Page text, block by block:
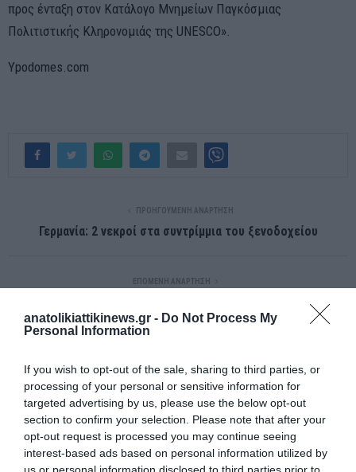
anatolikiattikinews.gr - Do Not Process My
Personal Information
If you wish to opt-out of the sale, sharing to third parties, or
processing of your personal or sensitive information for
targeted advertising by us, please use the below opt-out
section to confirm your selection. Please note that after your
opt-out request is processed you may continue seeing
interest-based ads based on personal information utilized by
προς ένταξη στον Κατάλογο Μνημείων Παγκόσμιας
Πολιτιστικής Κληρονομιάς της UNESCO».
Ypodomes.com
ΠΡΟΗΓΟΎΜΕΝΗ ΑΝΆΡΤΗΣΗ
Γερμανία: 2 νεκροί στα συντρίμμια του ξενοδοχείου
ΕΠΌΜΕΝΗ ΑΝΆΡΤΗΣΗ
Άτυχη η Εθνική. Ολυμπιακοί Αγώνες Ελλάδα – Σερβία 11-12